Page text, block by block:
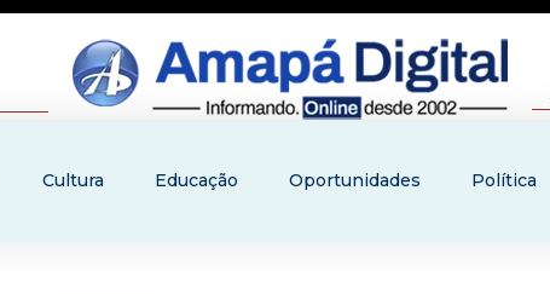
Cultura Educação Oportunidades Política